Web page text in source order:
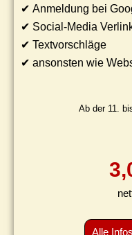
✔ Anmeldung bei
✔ Social-Media
✔ Textvorschläge
✔ ansonsten wie
Ab der 11.
3
Alle